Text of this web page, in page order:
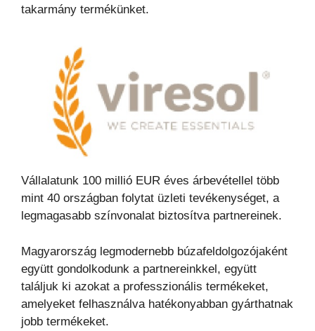
takarmány termékünket.
Vállalatunk 100 millió EUR éves árbevétellel több
mint 40 országban folytat üzleti tevékenységet, a
legmagasabb színvonalat biztosítva partnereinek.
Magyarország legmodernebb búzafeldolgozójaként
együtt gondolkodunk a partnereinkkel, együtt
találjuk ki azokat a professzionális termékeket,
amelyeket felhasználva hatékonyabban gyárthatnak
jobb termékeket.